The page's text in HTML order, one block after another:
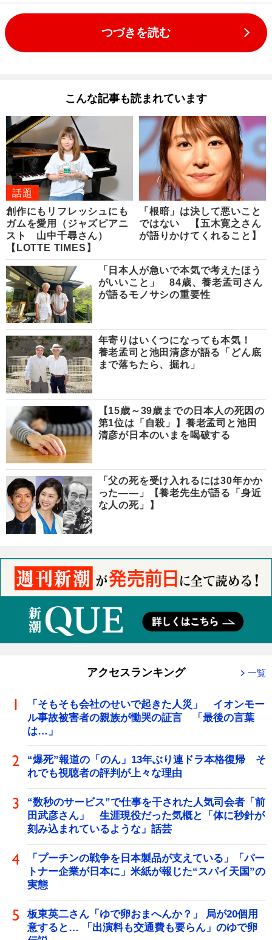
つづきを読む
こんな記事も読まれています
話題
創作にもリフレッシュにも
ガムを愛用（ジャズピアニ
スト 山中千尋さん）
【LOTTE TIMES】
「根暗」は決して悪いこと
ではない 【五木寛之さん
が語りかけてくれること】
「日本人が急いで本気で考えたほう
がいいこと」 84歳、養老孟司さん
が語るモノサシの重要性
年寄りはいくつになっても本気！
養老孟司と池田清彦が語る「どん底
まで落ちたら、掘れ」
【15歳～39歳までの日本人の死因の
第1位は「自殺」】養老孟司と池田
清彦が日本のいまを喝破する
「父の死を受け入れるには30年かか
った――」【養老先生が語る「身近
な人の死」】
アクセスランキング 一覧
「そもそも会社のせいで起きた人災」 イオンモー
ル事故被害者の親族が慟哭の証言 「最後の言葉
は…」
“爆死”報道の「のん」13年ぶり連ドラ本格復帰 そ
れでも視聴者の評判が上々な理由
“数秒のサービス”で仕事を干された人気司会者「前
田武彦さん」 生涯現役だった気概と「体に秒針が
刻み込まれているような」話芸
「プーチンの戦争を日本製品が支えている」「パー
トナー企業が日本に」米紙が報じた“スパイ天国”の
実態
板東英二さん「ゆで卵おまへんか？」 局が20個用
意すると… 「出演料も交通費も要らん」のゆで卵